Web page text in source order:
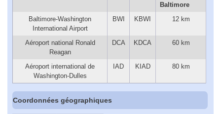
Baltimore
Baltimore-Washington
International Airport
BWI KBWI 12 km
Aéroport national Ronald
Reagan
DCA KDCA 60 km
Aéroport international de
Washington-Dulles
IAD KIAD 80 km
Coordonnées géographiques